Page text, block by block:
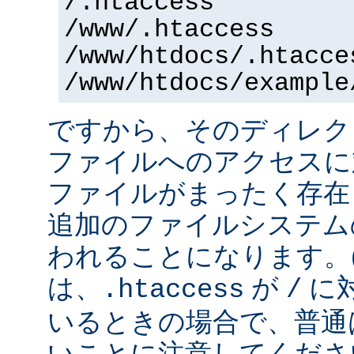
/www/.htaccess
/www/htdocs/
/www/htdocs/
ですから、そのディレ
ファイルへのアクセス
ファイルがまったく存
追加のファイルシステ
われることになります
は、
.htaccess が / に
いるときの場合で、普